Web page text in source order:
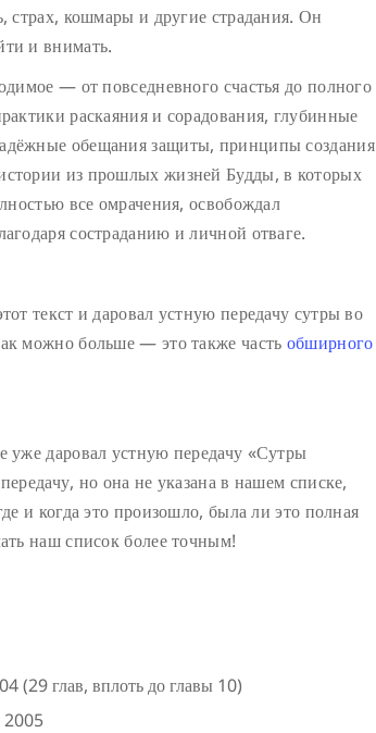
страх, кошмары и другие страдания. Он
и внимать.
— от повседневного счастья до полного
раскаяния и сорадования, глубинные
обещания защиты, принципы создания
из прошлых жизней Будды, в которых
все омрачения, освобождал
состраданию и личной отваге.
текст и даровал устную передачу сутры во
можно больше — это также часть обширного
даровал устную передачу «Сутры
но она не указана в нашем списке,
и когда это произошло, была ли это полная
наш список более точным!
(29 глав, вплоть до главы 10)
2005